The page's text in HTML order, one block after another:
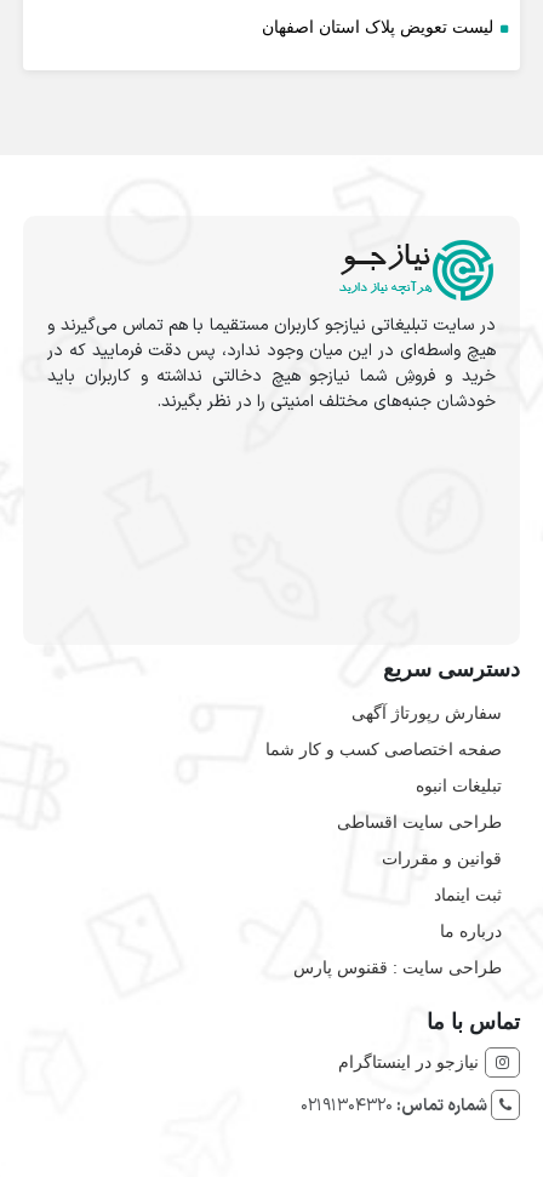
لیست تعویض پلاک استان اصفهان
در سایت تبلیغاتی نیازجو کاربران مستقیما با هم تماس می‌گیرند و
هیچ واسطه‌ای در این میان وجود ندارد، پس دقت فرمایید که در
خرید و فروشِ شما نیازجو هیچ دخالتی نداشته و کاربران باید
خودشان جنبه‌های مختلف امنیتی را در نظر بگیرند.
دسترسی سریع
سفارش رپورتاژ آگهی
صفحه اختصاصی کسب و کار شما
تبلیغات انبوه
طراحی سایت اقساطی
قوانین و مقررات
ثبت اینماد
درباره ما
طراحی سایت : ققنوس پارس
تماس با ما
نیازجو در اینستاگرام
شماره تماس: 02191304320